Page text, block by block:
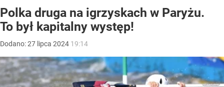
Polka druga na igrzyskach w Paryżu.
To był kapitalny występ!
Dodano:27 lipca 2024 19:14